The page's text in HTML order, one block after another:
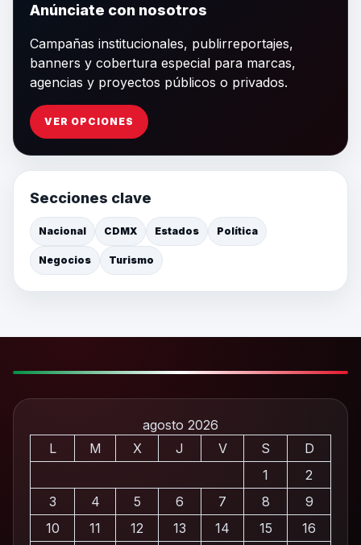
Anúnciate con nosotros
Campañas institucionales, publirreportajes,
banners y cobertura especial para marcas,
agencias y proyectos públicos o privados.
VER OPCIONES
Secciones clave
Nacional CDMX Estados Política
Negocios Turismo
agosto 2026
L
M X J V S
D
1
2
3
4 5 6 7 8
9
10
11 12 13 14 15
16